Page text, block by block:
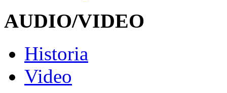
AUDIO/VIDEO
Historia
Video